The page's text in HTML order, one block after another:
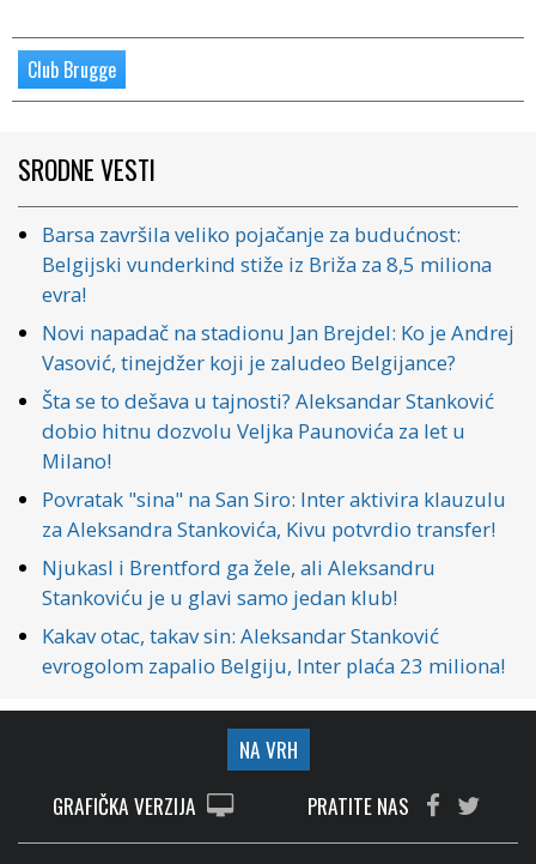
Club Brugge
SRODNE VESTI
Barsa završila veliko pojačanje za budućnost:
Belgijski vunderkind stiže iz Briža za 8,5 miliona
evra!
Novi napadač na stadionu Jan Brejdel: Ko je Andrej
Vasović, tinejdžer koji je zaludeo Belgijance?
Šta se to dešava u tajnosti? Aleksandar Stanković
dobio hitnu dozvolu Veljka Paunovića za let u
Milano!
Povratak "sina" na San Siro: Inter aktivira klauzulu
za Aleksandra Stankovića, Kivu potvrdio transfer!
Njukasl i Brentford ga žele, ali Aleksandru
Stankoviću je u glavi samo jedan klub!
Kakav otac, takav sin: Aleksandar Stanković
evrogolom zapalio Belgiju, Inter plaća 23 miliona!
NA VRH
GRAFIČKA VERZIJA
PRATITE NAS